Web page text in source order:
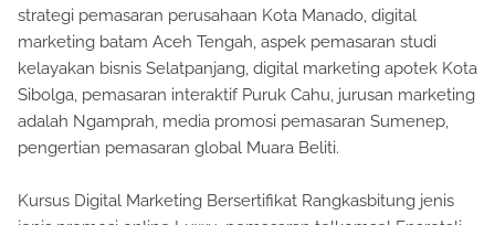
strategi pemasaran perusahaan Kota Manado, digital
marketing batam Aceh Tengah, aspek pemasaran studi
kelayakan bisnis Selatpanjang, digital marketing apotek Kota
Sibolga, pemasaran interaktif Puruk Cahu, jurusan marketing
adalah Ngamprah, media promosi pemasaran Sumenep,
pengertian pemasaran global Muara Beliti.
Kursus Digital Marketing Bersertifikat Rangkasbitung jenis